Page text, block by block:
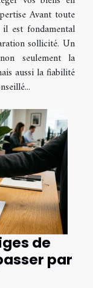
Avant toute
est fondamental
sollicité. Un
seulement la
aussi la fiabilité
de
par